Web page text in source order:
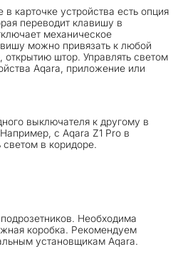
карточке устройства есть опция
переводит клавишу в
механическое
можно привязать к любой
открытию штор. Управлять светом
Aqara, приложение или
выключателя к другому в
с Aqara Z1 Pro в
в коридоре.
Необходима
коробка. Рекомендуем
установщикам Aqara.